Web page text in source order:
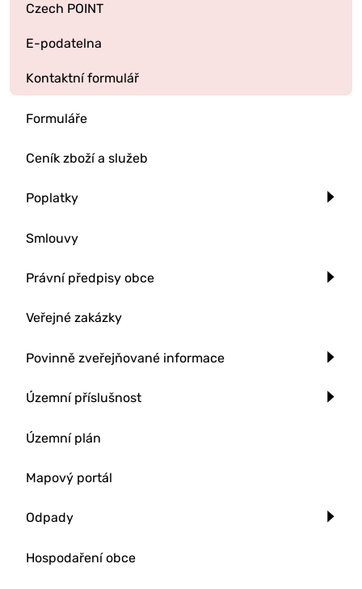
Czech POINT
E-podatelna
Kontaktní formulář
Formuláře
Ceník zboží a služeb
Poplatky
Smlouvy
Právní předpisy obce
Veřejné zakázky
Povinně zveřejňované informace
Územní příslušnost
Územní plán
Mapový portál
Odpady
Hospodaření obce